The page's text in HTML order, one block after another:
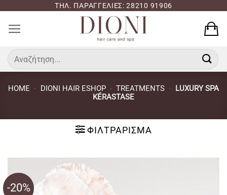
περιεχόμενο
ΤΗΛ. ΠΑΡΑΓΓΕΛΙΕΣ: 28210 91906
Αναζήτηση
για:
HOME - DIONI HAIR ESHOP - TREATMENTS - LUXURY SPA
KÉRASTASE
ΦΙΛΤΡΆΡΙΣΜΑ
-20%